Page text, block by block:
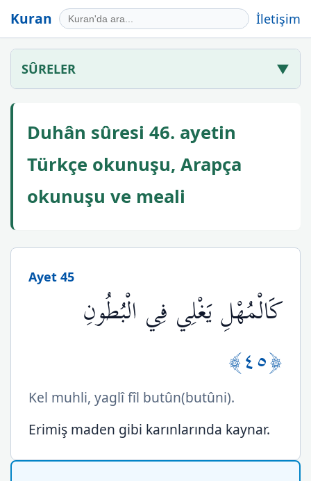
Kuran İletişim
SÛRELER ▼
Duhân sûresi 46. ayetin
Türkçe okunuşu, Arapça
okunuşu ve meali
Ayet 45
كَالْمُهْلِ يَغْلِي فِي الْبُطُونِ
﴿٤٥﴾
Kel muhli, yaglî fîl butûn(butûni).
Erimiş maden gibi karınlarında kaynar.